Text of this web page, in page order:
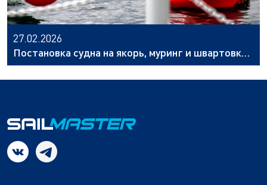
27.02.2026
Постановка судна на якорь, муринг и швартовка:
основные отличия и выбор шнуров